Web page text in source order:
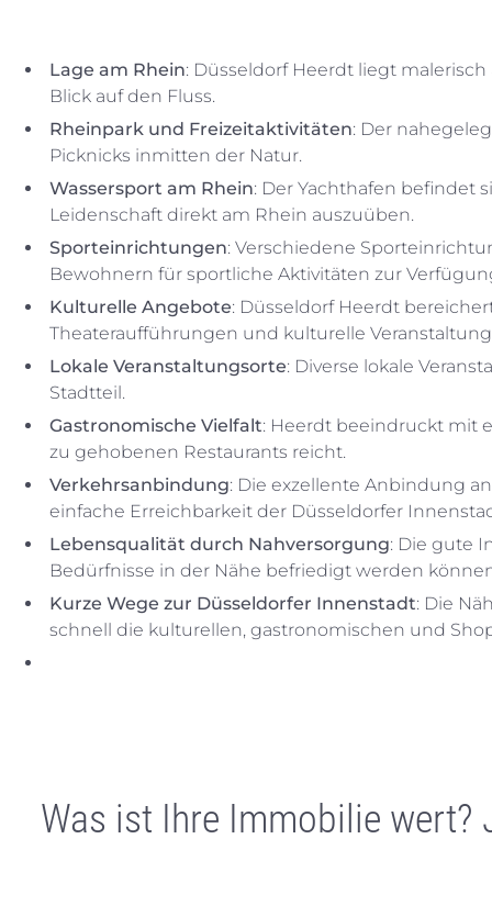
Lage am Rhein: Düsseldorf Heerdt liegt
Blick auf den Fluss.
Rheinpark und Freizeitaktivitäten: Der
Picknicks inmitten der Natur.
Wassersport am Rhein: Der Yachthafen befindet
Leidenschaft direkt am Rhein auszuüben.
Sporteinrichtungen: Verschiedene
Bewohnern für sportliche Aktivitäten zur
Kulturelle Angebote: Düsseldorf Heerdt
Theateraufführungen und kulturelle
Lokale Veranstaltungsorte: Diverse lokale
Stadtteil.
Gastronomische Vielfalt: Heerdt beeindruckt mit
zu gehobenen Restaurants reicht.
Verkehrsanbindung: Die exzellente Anbindung
einfache Erreichbarkeit der Düsseldorfer
Lebensqualität durch Nahversorgung: Die gute
Bedürfnisse in der Nähe befriedigt werden
Kurze Wege zur Düsseldorfer Innenstadt: Die
schnell die kulturellen, gastronomischen und
Was ist Ihre Immobilie